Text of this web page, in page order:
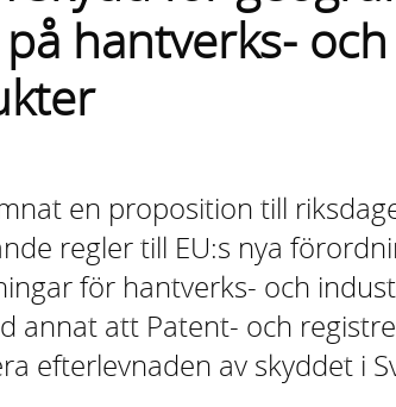
hantverks- och
en proposition till
regler till EU:s nya
för hantverks- och
annat att Patent- och
efterlevnaden av skyddet i